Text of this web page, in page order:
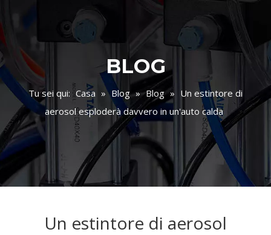
BLOG
Tu sei qui: Casa » Blog » Blog » Un estintore di
aerosol esploderà davvero in un'auto calda
Un estintore di aerosol